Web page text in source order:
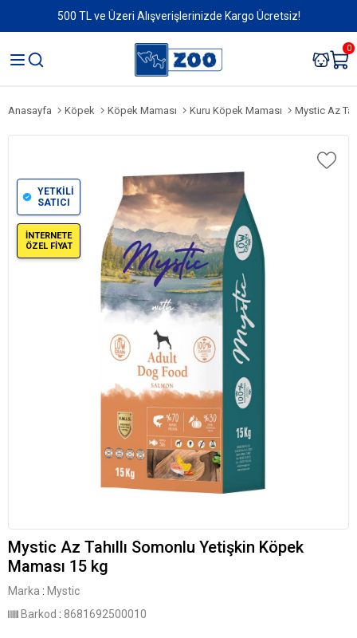
500 TL ve Üzeri Alışverişlerinizde Kargo Ücretsiz!
0
Anasayfa Köpek Köpek Maması Kuru Köpek Maması Mystic Az
YETKİLİ
SATICI
İNTERNETE
ÖZEL FİYAT
Mystic Az Tahıllı Somonlu Yetişkin Köpek
Maması 15 kg
Marka : Mystic
Barkod : 8681692500010